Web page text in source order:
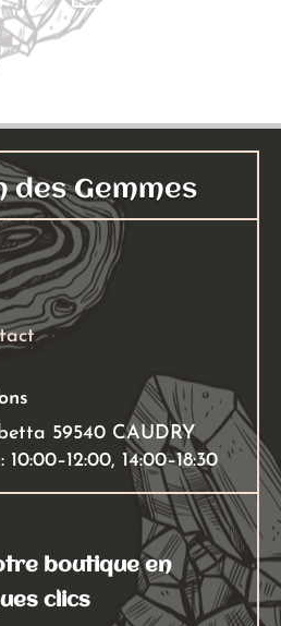
2,00 €
à
a
plusieurs
peuvent
être
choisies
sur
la
page
du
choisies
des Gemmes
59540 CAUDRY
14:00–18:30
boutique en
clics